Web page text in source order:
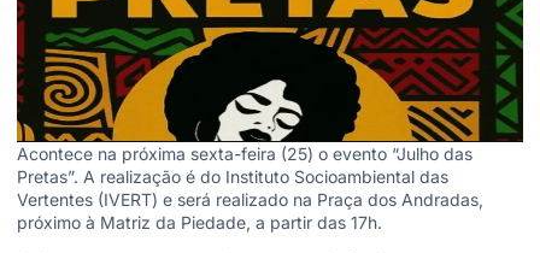
Acontece na próxima sexta-feira (25) o evento “Julho das
Pretas”. A realização é do Instituto Socioambiental das
Vertentes (IVERT) e será realizado na Praça dos Andradas,
próximo à Matriz da Piedade, a partir das 17h.